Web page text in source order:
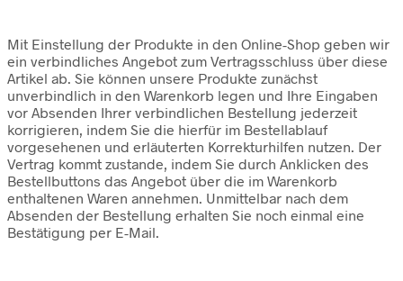
Mit Einstellung der Produkte in den Online-Shop geben wir
ein verbindliches Angebot zum Vertragsschluss über diese
Artikel ab. Sie können unsere Produkte zunächst
unverbindlich in den Warenkorb legen und Ihre Eingaben
vor Absenden Ihrer verbindlichen Bestellung jederzeit
korrigieren, indem Sie die hierfür im Bestellablauf
vorgesehenen und erläuterten Korrekturhilfen nutzen. Der
Vertrag kommt zustande, indem Sie durch Anklicken des
Bestellbuttons das Angebot über die im Warenkorb
enthaltenen Waren annehmen. Unmittelbar nach dem
Absenden der Bestellung erhalten Sie noch einmal eine
Bestätigung per E-Mail.